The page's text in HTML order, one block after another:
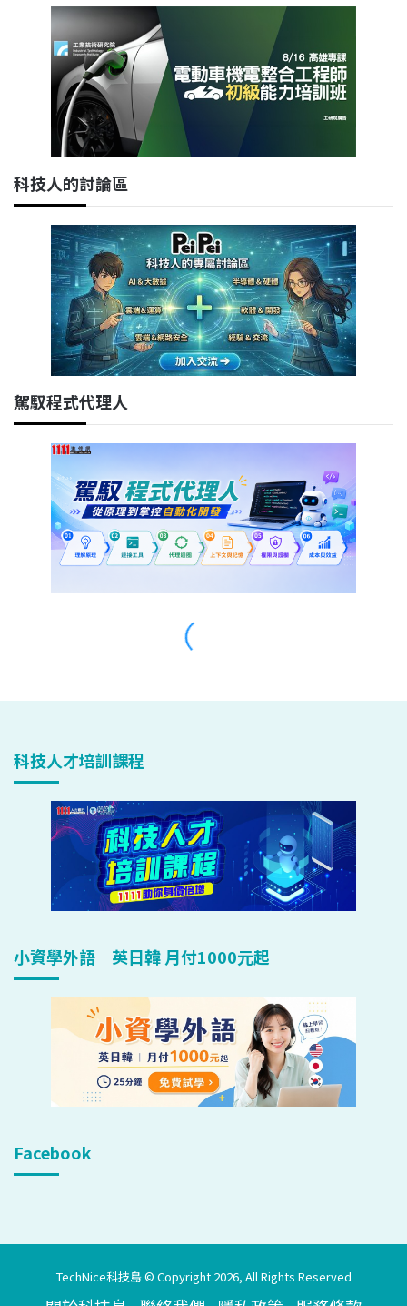
科技人才培訓課程
小資學外語｜英日韓 月付1000元起
Facebook
TechNice科技島 © Copyright 2026, All Rights Reserved